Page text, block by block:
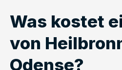
Was kostet
von
Odense?